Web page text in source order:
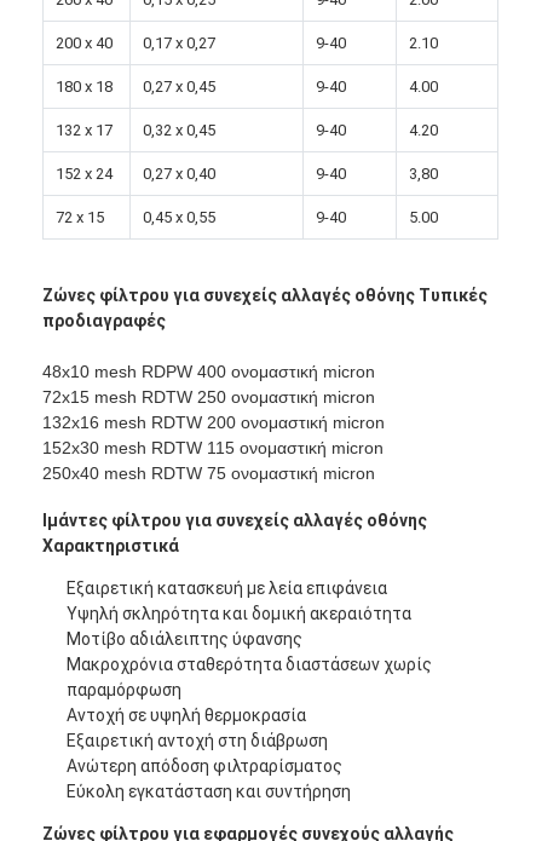
Χάλυβα από ανοξείδωτο χάλυβα
οθόνη φίλτρου εξωθητήρα
Φράχτης παδέλ
Πλεκτό συρμάτινο πλέγμα
Κουτί από πέτρα
Αρχιτεκτονικό μεταλλικό πλέγμα
Οθόνη μυγών αλυσίδων αργιλίου
Φίλτρο οθόνης Johnson
φράκτης πλέγματος μετάλλων
Διχτυωτή Κυψέλη Μελισσών
200 x 40 0,17 x 0,27 9-40 2.10
180 x 18 0,27 x 0,45 9-40 4.00
132 x 17 0,32 x 0,45 9-40 4.20
152 x 24 0,27 x 0,40 9-40 3,80
72 x 15 0,45 x 0,55 9-40 5.00
Ζώνες φίλτρου για συνεχείς αλλαγές οθόνης Τυπικές
προδιαγραφές
48x10 mesh RDPW 400 ονομαστική micron
72x15 mesh RDTW 250 ονομαστική micron
132x16 mesh RDTW 200 ονομαστική micron
152x30 mesh RDTW 115 ονομαστική micron
250x40 mesh RDTW 75 ονομαστική micron
Ιμάντες φίλτρου για συνεχείς αλλαγές οθόνης
Χαρακτηριστικά
Εξαιρετική κατασκευή με λεία επιφάνεια
Υψηλή σκληρότητα και δομική ακεραιότητα
Μοτίβο αδιάλειπτης ύφανσης
Μακροχρόνια σταθερότητα διαστάσεων χωρίς
παραμόρφωση
Αντοχή σε υψηλή θερμοκρασία
Εξαιρετική αντοχή στη διάβρωση
Ανώτερη απόδοση φιλτραρίσματος
Εύκολη εγκατάσταση και συντήρηση
Ζώνες φίλτρου για εφαρμογές συνεχούς αλλαγής